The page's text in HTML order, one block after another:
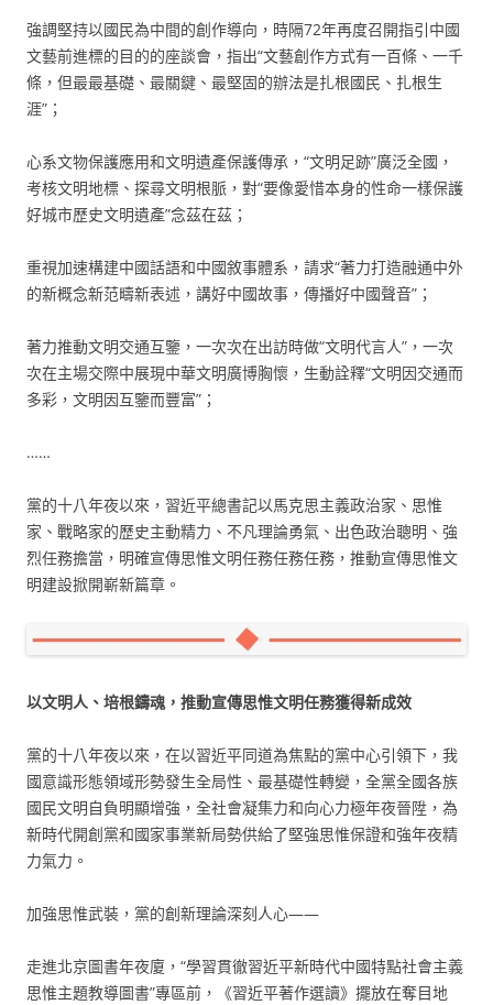
強調堅持以國民為中間的創作導向，時隔72年再度召開指引中國
文藝前進標的目的的座談會，指出“文藝創作方式有一百條、一千
條，但最最基礎、最關鍵、最堅固的辦法是扎根國民、扎根生
涯”；
心系文物保護應用和文明遺產保護傳承，“文明足跡”廣泛全國，
考核文明地標、探尋文明根脈，對“要像愛惜本身的性命一樣保護
好城市歷史文明遺產”念茲在茲；
重視加速構建中國話語和中國敘事體系，請求“著力打造融通中外
的新概念新范疇新表述，講好中國故事，傳播好中國聲音”；
著力推動文明交通互鑒，一次次在出訪時做“文明代言人”，一次
次在主場交際中展現中華文明廣博胸懷，生動詮釋“文明因交通而
多彩，文明因互鑒而豐富”；
……
黨的十八年夜以來，習近平總書記以馬克思主義政治家、思惟
家、戰略家的歷史主動精力、不凡理論勇氣、出色政治聰明、強
烈任務擔當，明確宣傳思惟文明任務任務任務，推動宣傳思惟文
明建設掀開嶄新篇章。
以文明人、培根鑄魂，推動宣傳思惟文明任務獲得新成效
黨的十八年夜以來，在以習近平同道為焦點的黨中心引領下，我
國意識形態領域形勢發生全局性、最基礎性轉變，全黨全國各族
國民文明自負明顯增強，全社會凝集力和向心力極年夜晉陞，為
新時代開創黨和國家事業新局勢供給了堅強思惟保證和強年夜精
力氣力。
加強思惟武裝，黨的創新理論深刻人心——
走進北京圖書年夜廈，“學習貫徹習近平新時代中國特點社會主義
思惟主題教導圖書”專區前，《習近平著作選讀》擺放在奪目地